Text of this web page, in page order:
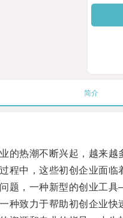
简介
热潮不断兴起，越来越
中，这些初创企业面临
，一种新型的创业工具
致力于帮助初创企业快